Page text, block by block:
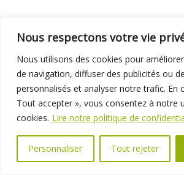
Nous respectons votre vie
Nous utilisons des cookies pour
de navigation, diffuser des publicités ou
personnalisés et analyser notre trafic. En
Tout accepter », vous consentez à notre
cookies. Lire notre politique de
Personnaliser Tout rejeter
01 69 31 72 10 01 69 31 37 31
Espace élus
Marchés publics